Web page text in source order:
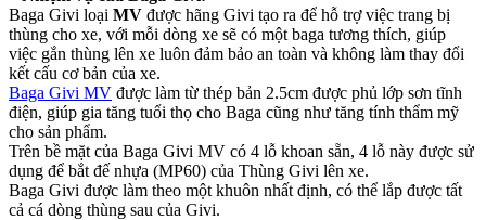
Baga Givi loại MV được hãng Givi tạo ra để hỗ trợ việc trang bị
thùng cho xe, với mỗi dòng xe sẽ có một baga tương thích, giúp
việc gắn thùng lên xe luôn đảm bảo an toàn và không làm thay đổi
kết cấu cơ bản của xe.
Baga Givi MV được làm từ thép bản 2.5cm được phủ lớp sơn tĩnh
điện, giúp gia tăng tuổi thọ cho Baga cũng như tăng tính thẩm mỹ
cho sản phẩm.
Trên bề mặt của Baga Givi MV có 4 lỗ khoan sẵn, 4 lỗ này được sử
dụng để bắt đế nhựa (MP60) của Thùng Givi lên xe.
Baga Givi được làm theo một khuôn nhất định, có thể lắp được tất
cả cá dòng thùng sau của Givi.